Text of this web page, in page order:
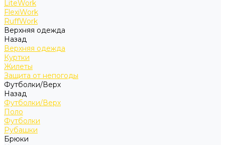
LiteWork
FlexiWork
RuffWork
Верхняя одежда
Назад
Верхняя одежда
Куртки
Жилеты
Защита от непогоды
Футболки/Верх
Назад
Футболки/Верх
Поло
Футболки
Рубашки
Брюки